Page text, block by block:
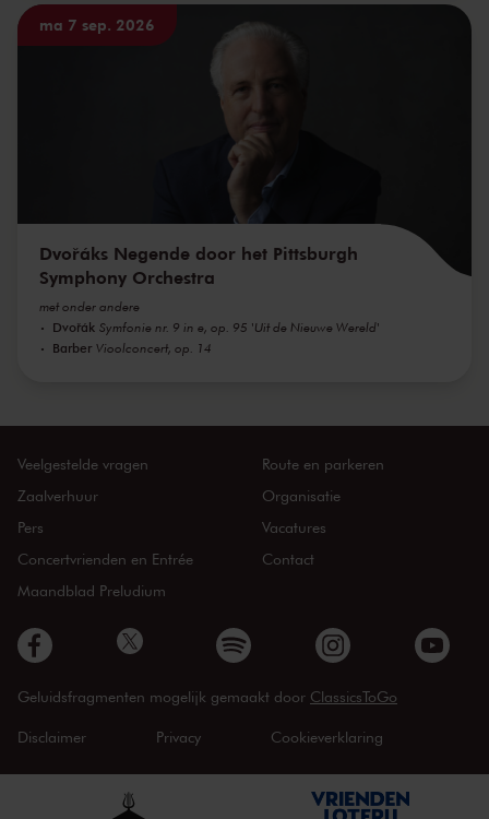
ma 7 sep. 2026
Dvořáks Negende door het Pittsburgh
Symphony Orchestra
met onder andere
Dvořák Symfonie nr. 9 in e, op. 95 'Uit de Nieuwe Wereld'
Barber Vioolconcert, op. 14
Veelgestelde vragen
Zaalverhuur
Pers
Concertvrienden en Entrée
Maandblad Preludium
Route en parkeren
Organisatie
Vacatures
Contact
Geluidsfragmenten mogelijk gemaakt door ClassicsToGo
Disclaimer Privacy Cookieverklaring